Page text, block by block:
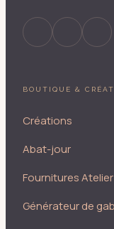
BOUTIQUE &
Créations
Abat-jour
Fournitures Atelier
Générateur de